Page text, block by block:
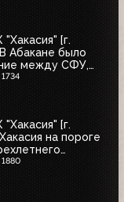
[г.
Абакане было
между СФУ,
и
1734
[г.
на пороге
1880